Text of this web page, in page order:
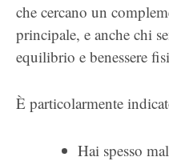
che cercano un
principale, e anche chi
equilibrio e benessere
È particolarmente
Hai spesso